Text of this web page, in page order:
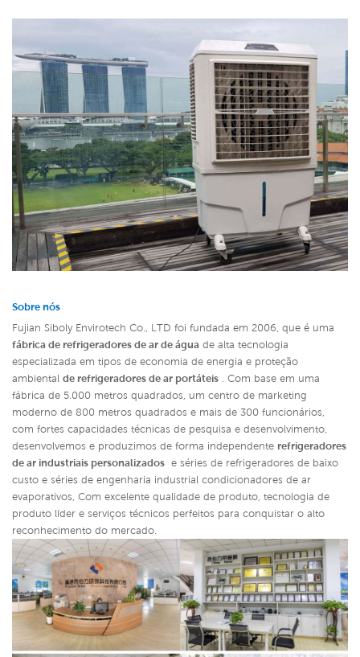
Sobre nós
Fujian Siboly Envirotech Co., LTD foi fundada em 2006, que é uma
fábrica de refrigeradores de ar de água de alta tecnologia
especializada em tipos de economia de energia e proteção
ambiental de refrigeradores de ar portáteis . Com base em uma
fábrica de 5.000 metros quadrados, um centro de marketing
moderno de 800 metros quadrados e mais de 300 funcionários,
com fortes capacidades técnicas de pesquisa e desenvolvimento,
desenvolvemos e produzimos de forma independente refrigeradores
de ar industriais personalizados e séries de refrigeradores de baixo
custo e séries de engenharia industrial condicionadores de ar
evaporativos, Com excelente qualidade de produto, tecnologia de
produto líder e serviços técnicos perfeitos para conquistar o alto
reconhecimento do mercado.